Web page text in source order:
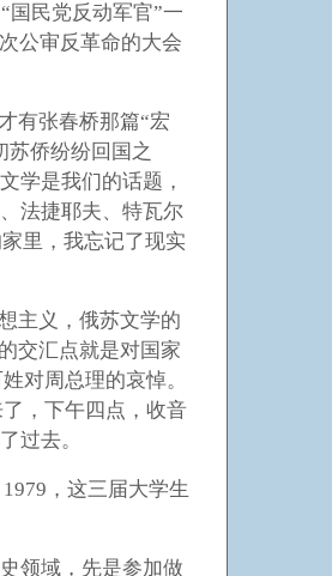
国民党反动军官”一
公审反革命的大会
有张春桥那篇“宏
苏侨纷纷回国之
学是我们的话题，
法捷耶夫、特瓦尔
里，我忘记了现实
主义，俄苏文学的
交汇点就是对国家
对周总理的哀悼。
，下午四点，收音
过去。
，这三届大学生
领域，先是参加做